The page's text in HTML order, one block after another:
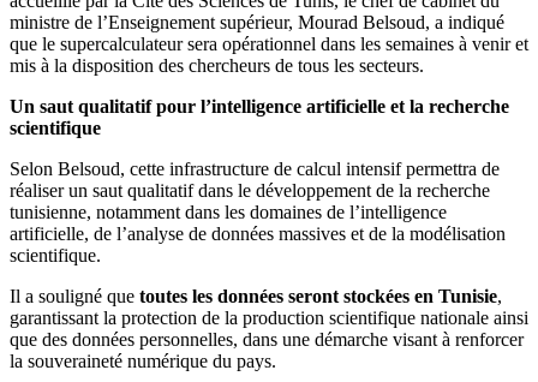
ministre de l’Enseignement supérieur, Mourad Belsoud, a indiqué
que le supercalculateur sera opérationnel dans les semaines à venir et
mis à la disposition des chercheurs de tous les secteurs.
Un saut qualitatif pour l’intelligence artificielle et la recherche
scientifique
Selon Belsoud, cette infrastructure de calcul intensif permettra de
réaliser un saut qualitatif dans le développement de la recherche
tunisienne, notamment dans les domaines de l’intelligence
artificielle, de l’analyse de données massives et de la modélisation
scientifique.
Il a souligné que toutes les données seront stockées en Tunisie,
garantissant la protection de la production scientifique nationale ainsi
que des données personnelles, dans une démarche visant à renforcer
la souveraineté numérique du pays.